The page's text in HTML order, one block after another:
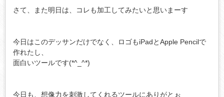
さて、また明日は、コレも加工してみたいと思いまーす
今日はこのデッサンだけでなく、ロゴもiPadとApple Pencilで
作れたし、
面白いツールです(*^_^*)
今日も、想像力を刺激してくれるツールにありがとぉ